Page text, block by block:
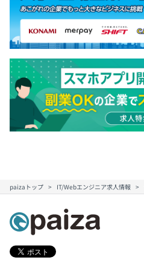
paizaトップ IT/Webエンジニア求人情報